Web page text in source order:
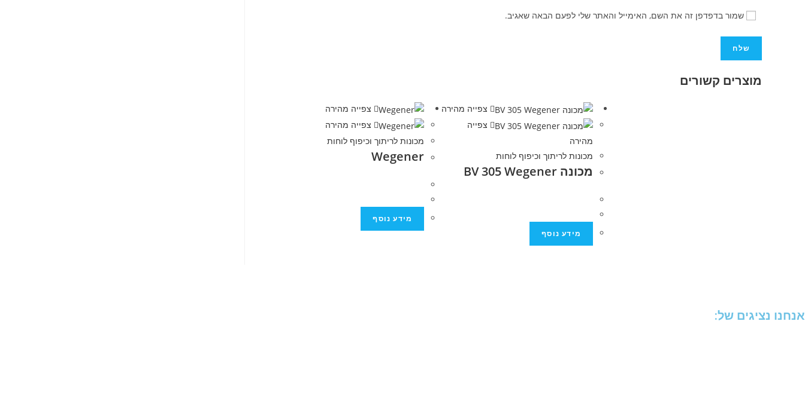
שמור בדפדפן זה את השם, האימייל והאתר שלי לפעם הבאה שאגיב.
מוצרים קשורים
צפייה מהירה
צפייה מהירה
מכונות לריתוך וכיפוף לוחות
Wegener
מידע נוסף
צפייה מהירה
צפייה
מהירה
מכונות לריתוך וכיפוף לוחות
מכונה BV 305 Wegener
מידע נוסף
אנחנו נציגים של: